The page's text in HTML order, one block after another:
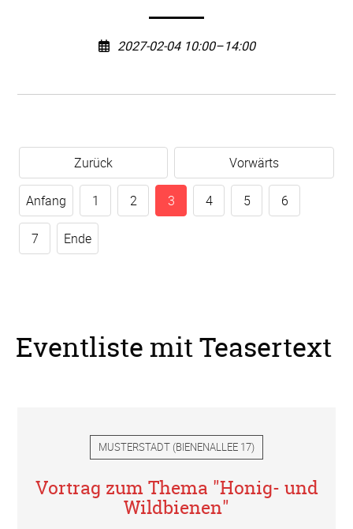
2027-02-04 10:00–14:00
Zurück Vorwärts
Anfang 1 2 3 4 5 6
7 Ende
Eventliste mit Teasertext
MUSTERSTADT (BIENENALLEE 17)
Vortrag zum Thema "Honig- und
Wildbienen"